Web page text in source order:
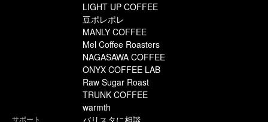
LIGHT UP COFFEE
豆ポレポレ
MANLY COFFEE
Mel Coffee Roasters
NAGASAWA COFFEE
ONYX COFFEE LAB
Raw Sugar Roast
TRUNK COFFEE
warmth
サポート